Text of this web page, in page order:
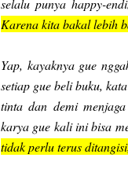
Karena kita bakal lebih
Yap, kayaknya gue
setiap gue beli buku,
tinta dan demi
karya gue kali ini bisa
tidak perlu terus